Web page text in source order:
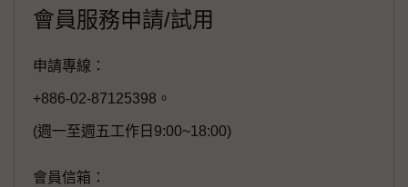
會員服務申請/試用
申請專線：
+886-02-87125398。
(週一至週五工作日9:00~18:00)
會員信箱：